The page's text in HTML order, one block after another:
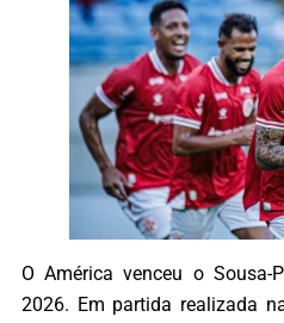
O América venceu o Sousa-
2026. Em partida realizada